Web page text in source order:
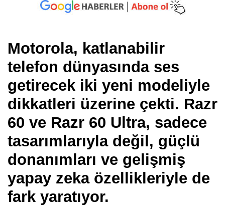
Motorola, katlanabilir
telefon dünyasında ses
getirecek iki yeni modeliyle
dikkatleri üzerine çekti. Razr
60 ve Razr 60 Ultra, sadece
tasarımlarıyla değil, güçlü
donanımları ve gelişmiş
yapay zeka özellikleriyle de
fark yaratıyor.